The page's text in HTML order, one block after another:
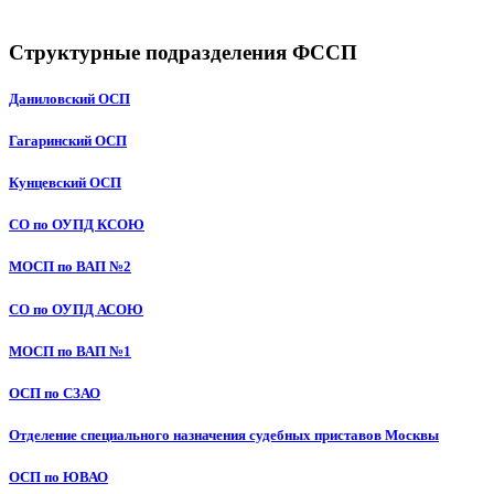
Структурные подразделения ФССП
Даниловский ОСП
Гагаринский ОСП
Кунцевский ОСП
СО по ОУПД КСОЮ
МОСП по ВАП №2
СО по ОУПД АСОЮ
МОСП по ВАП №1
ОСП по СЗАО
Отделение специального назначения судебных приставов Москвы
ОСП по ЮВАО